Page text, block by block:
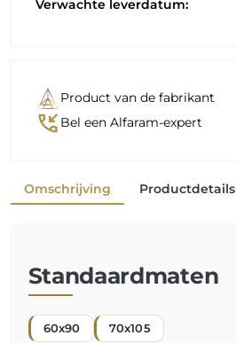
Verwachte leverdatum:
Product van de fabrikant
phone_callback Bel een Alfaram-expert
Omschrijving Productdetails
Standaardmaten
60x90 70x105